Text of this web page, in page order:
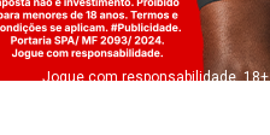
Jogue com responsabilidade. 18+